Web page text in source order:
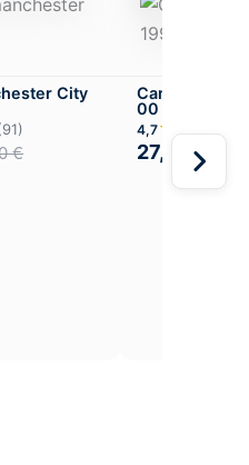
City
€
Camiseta
00 Iron
4,7
27,99€